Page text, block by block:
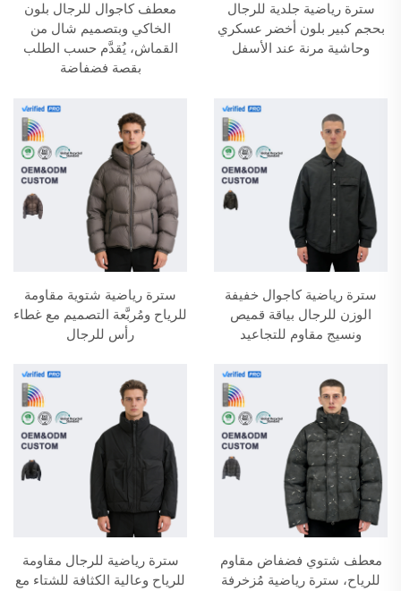
سترة رياضية جلدية للرجال
بحجم كبير بلون أخضر عسكري
وحاشية مرنة عند الأسفل
معطف كاجوال للرجال بلون
الخاكي وبتصميم شال من
القماش، يُقدَّم حسب الطلب
بقصة فضفاضة
سترة رياضية كاجوال خفيفة
الوزن للرجال بياقة قميص
ونسيج مقاوم للتجاعيد
سترة رياضية شتوية مقاومة
للرياح ومُربَّعة التصميم مع غطاء
رأس للرجال
معطف شتوي فضفاض مقاوم
للرياح، سترة رياضية مُزخرفة
سترة رياضية للرجال مقاومة
للرياح وعالية الكثافة للشتاء مع